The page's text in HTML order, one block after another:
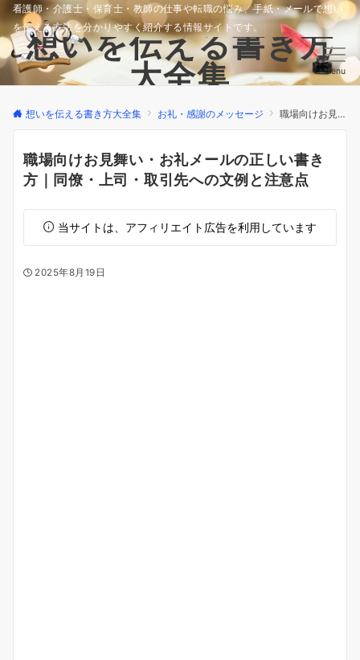
看護師・介護士・保育士・教師の仕事や転職の悩み、手紙・メールで想い
を伝える方法を分かりやすく紹介する情報サイトです。
想いを伝える書き方
大全集
Menu
想いを伝える書き方大全集 お礼・感謝のメッセージ 職場向けお見舞い・お礼メールの正しい書き方｜同僚・上司・取引先への文例と注意点
職場向けお見舞い・お礼メールの正しい書き
方｜同僚・上司・取引先への文例と注意点
当サイトは、アフィリエイト広告を利用しています
2025年8月19日